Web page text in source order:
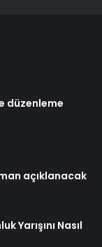
düzenleme
açıklanacak
Yarışını Nasıl